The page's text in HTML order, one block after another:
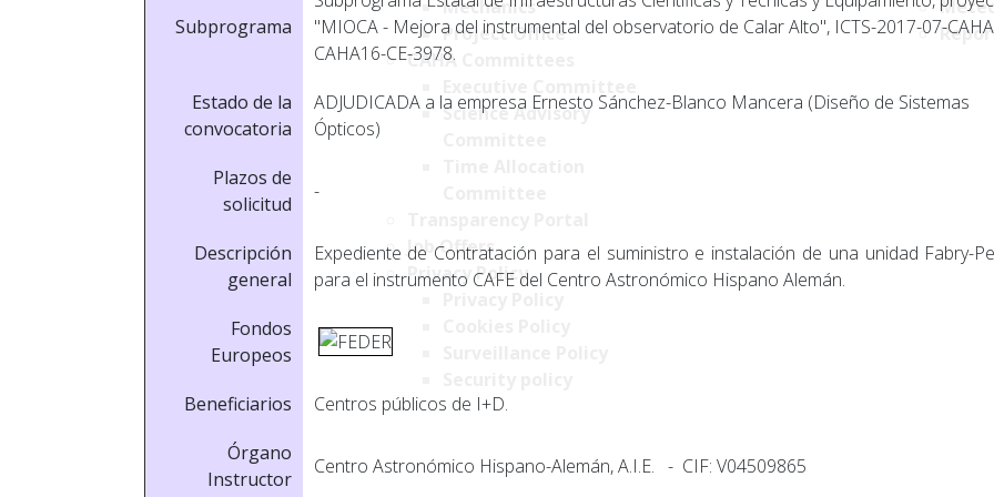
Mechanics
Project Office
CAHA Committees
Science Advisory
Job Offers
Privacy Policy
Subprograma
"MIOCA - Mejora del instrumental del observatorio de Calar Alto", ICTS-2017-07-
CAHA16-CE-3978.
Estado de la
convocatoria
ADJUDICADA a la empresa Ernesto Sánchez-Blanco Mancera (Diseño de Sistemas
Ópticos)
Plazos de
solicitud
-
Descripción
general
Expediente de Contratación para el suministro e instalación de una unidad Fabry-
para el instrumento CAFE del Centro Astronómico Hispano Alemán.
Fondos
Europeos
Beneficiarios
Centros públicos de I+D.
Órgano
Instructor
Centro Astronómico Hispano-Alemán, A.I.E. - CIF: V04509865